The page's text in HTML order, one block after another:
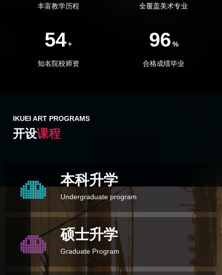
丰富教学历程 全覆盖美术专业
54+
知名院校师资
96 %
合格成绩毕业
IKUEI ART PROGRAMS
开设课程
本科升学
Undergraduate program
硕士升学
Graduate Program